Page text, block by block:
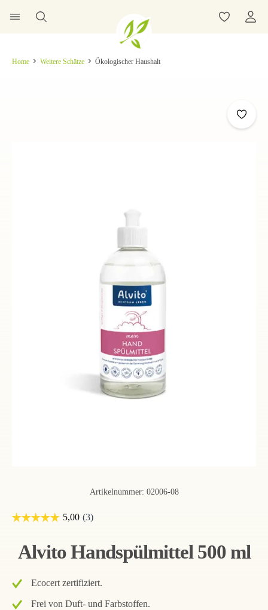
Home Weitere Schätze Ökologischer Haushalt
Artikelnummer: 02006-08
Alvito Handspülmittel 500 ml
Ecocert zertifiziert.
Frei von Duft- und Farbstoffen.